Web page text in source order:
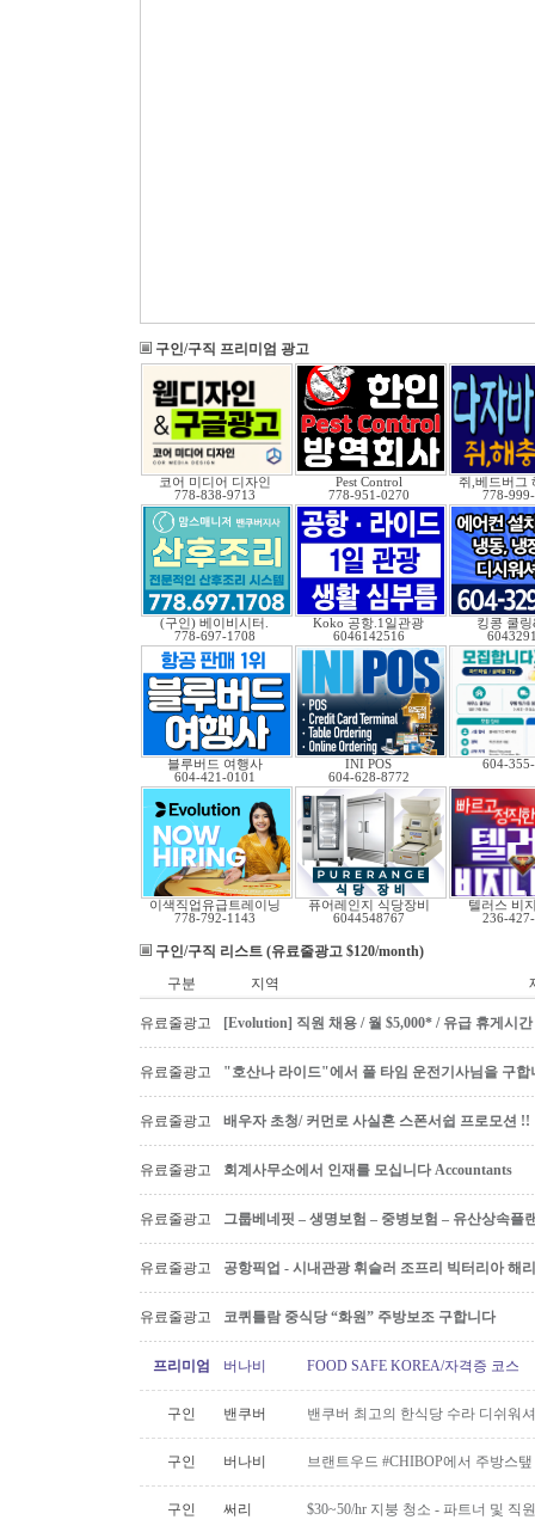
구인/구직 프리미엄 광고
코어 미디어 디자인
778-838-9713
Pest Control
778-951-0270
쥐,베드버그
778-
(구인) 베이비시터.
778-697-1708
Koko 공항.1일관광
6046142516
킹콩 쿨
블루버드 여행사
604-421-0101
INI POS
604-628-8772
604-
이색직업유급트레이닝
778-792-1143
퓨어레인지 식당장비
6044548767
텔러스 비
236-
구인/구직 리스트 (유료줄광고 $120/month)
구분
지역
유료줄광고 [Evolution] 직원 채용 / 월 $5,000* / 유급 휴게시
유료줄광고 "호산나 라이드"에서 풀 타임 운전기사님을 구합
유료줄광고 배우자 초청/ 커먼로 사실혼 스폰서쉽 프로모션 !!
유료줄광고 회계사무소에서 인재를 모십니다 Accountants
유료줄광고 그룹베네핏 – 생명보험 – 중병보험 – 유산상속플
유료줄광고 공항픽업 - 시내관광 휘슬러 조프리 빅터리아 해
유료줄광고 코퀴틀람 중식당 “화원” 주방보조 구합니다
프리미엄 버나비 FOOD SAFE KOREA/자격증 코스
구인 밴쿠버 밴쿠버 최고의 한식당 수라 디쉬워
구인 버나비 브랜트우드 #CHIBOP에서 주방스
구인 써리 $30~50/hr 지붕 청소 - 파트너 및 직